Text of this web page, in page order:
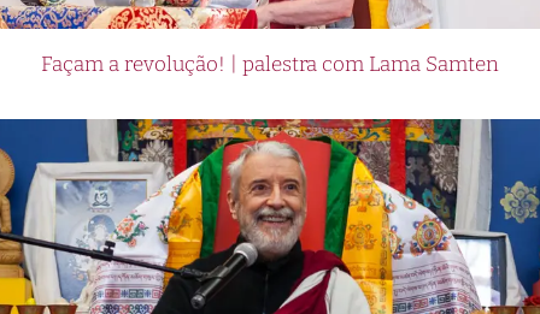
Façam a revolução! | palestra com Lama Samten